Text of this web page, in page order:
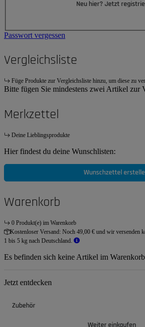
Neu hier? Jetzt
Passwort vergessen
Vergleichsliste
Füge Produkte zur Vergleichsliste hinzu, um diese zu
Bitte fügen Sie mindestens zwei Artikel zur
Merkzettel
Deine Lieblingsprodukte
Hier findest du deine Wunschlisten:
Wunschzettel
Warenkorb
0 Produkt(e) im Warenkorb
Kostenloser Versand: Noch 49,00 € und wir versenden
1 bis 5 kg nach Deutschland.
Es befinden sich keine Artikel im
Jetzt entdecken
Zubehör
Weiter einkaufen